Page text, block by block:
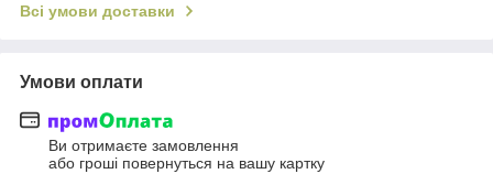
Всі умови доставки
Умови оплати
Ви отримаєте замовлення
або гроші повернуться на вашу картку